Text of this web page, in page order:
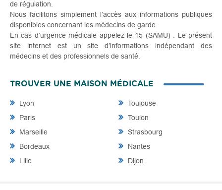
de régulation.
Nous facilitons simplement l’accès aux informations publiques
disponibles concernant les médecins de garde.
En cas d’urgence médicale appelez le 15 (SAMU) . Le présent
site internet est un site d’informations indépendant des
médecins et des professionnels de santé.
TROUVER UNE MAISON MÉDICALE
Lyon
Paris
Marseille
Bordeaux
Lille
Toulouse
Toulon
Strasbourg
Nantes
Dijon